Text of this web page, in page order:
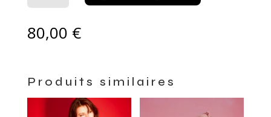
Body
échancré
80,00 €
Produits similaires